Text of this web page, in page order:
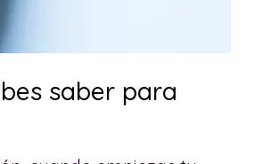
saber para